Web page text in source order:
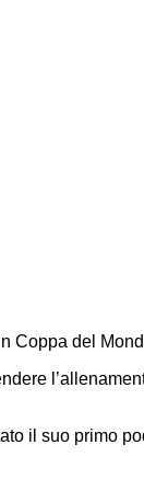
Coppa del
il suo primo